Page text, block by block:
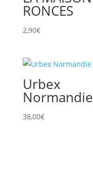
RONCES
2,90€
Urbex
Normandie
38,00€